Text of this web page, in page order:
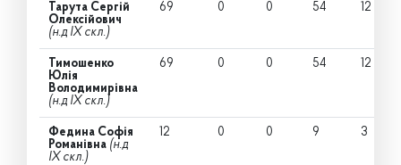
Тарута Сергій
Олексійович
(н.д IX скл.)
69 0 0 54 12
Тимошенко
Юлія
Володимирівна
(н.д IX скл.)
69 0 0 54 12
Федина Софія
Романівна (н.д
IX скл.)
12 0 0 9 3